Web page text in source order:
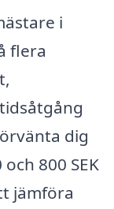
i
flera
dig
800 SEK
jämföra